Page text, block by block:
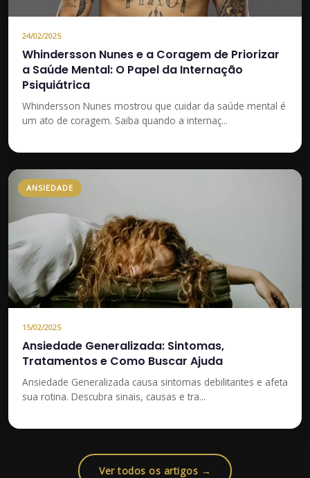
24/02/2025
Whindersson Nunes e a Coragem de Priorizar
a Saúde Mental: O Papel da Internação
Psiquiátrica
Whindersson Nunes mostrou que cuidar da saúde mental é
um ato de coragem. Saiba quando a internaç...
ANSIEDADE
15/02/2025
Ansiedade Generalizada: Sintomas,
Tratamentos e Como Buscar Ajuda
Ansiedade Generalizada causa sintomas debilitantes e afeta
sua rotina. Descubra sinais, causas e tra...
Ver todos os artigos →